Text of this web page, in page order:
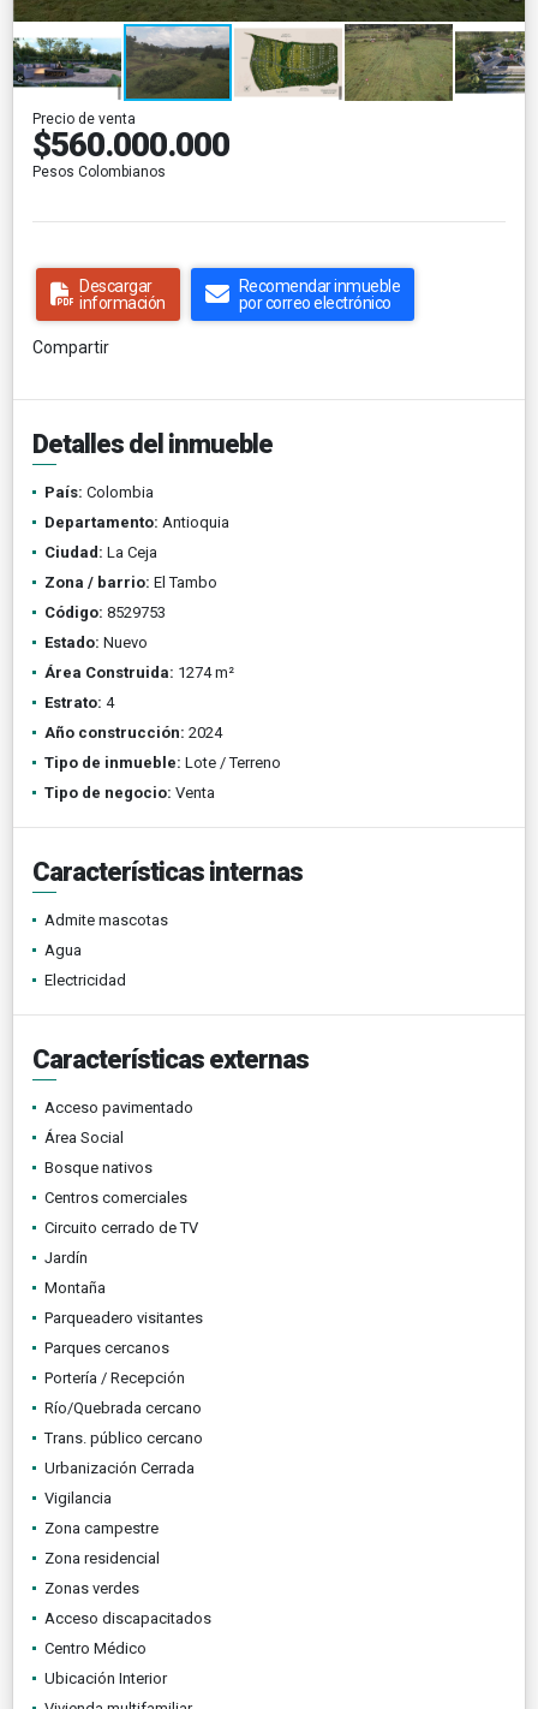
Precio de venta
$560.000.000
Pesos Colombianos
Descargar
información
Recomendar inmueble
por correo electrónico
Compartir
Detalles del inmueble
País: Colombia
Departamento: Antioquia
Ciudad: La Ceja
Zona / barrio: El Tambo
Código: 8529753
Estado: Nuevo
Área Construida: 1274 m²
Estrato: 4
Año construcción: 2024
Tipo de inmueble: Lote / Terreno
Tipo de negocio: Venta
Características internas
Admite mascotas
Agua
Electricidad
Características externas
Acceso pavimentado
Área Social
Bosque nativos
Centros comerciales
Circuito cerrado de TV
Jardín
Montaña
Parqueadero visitantes
Parques cercanos
Portería / Recepción
Río/Quebrada cercano
Trans. público cercano
Urbanización Cerrada
Vigilancia
Zona campestre
Zona residencial
Zonas verdes
Acceso discapacitados
Centro Médico
Ubicación Interior